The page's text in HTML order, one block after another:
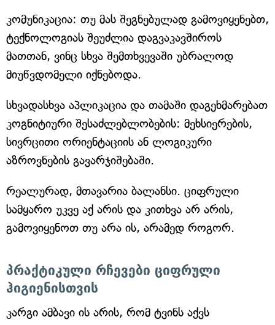
კომუნიკაცია: თუ მას შეგნებულად გამოვიყენებთ,
ტექნოლოგიას შეუძლია დაგვაკავშიროს
მათთან, ვინც სხვა შემთხვევაში უბრალოდ
მიუწვდომელი იქნებოდა.
სხვადასხვა აპლიკაცია და თამაში დაგეხმარებათ
კოგნიტიური შესაძლებლობების: მეხსიერების,
სივრცითი ორიენტაციის ან ლოგიკური
აზროვნების გავარჯიშებაში.
რეალურად, მთავარია ბალანსი. ციფრული
სამყარო უკვე აქ არის და კითხვა არ არის,
გამოვიყენოთ თუ არა ის, არამედ როგორ.
პრაქტიკული რჩევები ციფრული
ჰიგიენისთვის
კარგი ამბავი ის არის, რომ ტვინს აქვს